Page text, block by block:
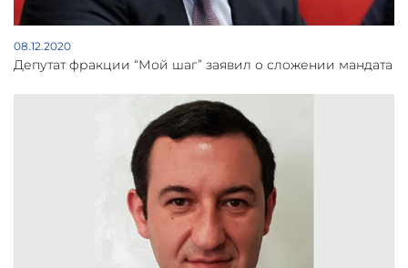
08.12.2020
Депутат фракции “Мой шаг” заявил о сложении мандата